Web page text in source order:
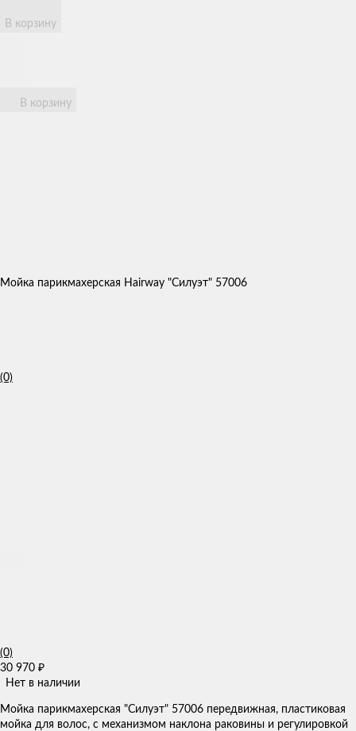
В корзину
В корзину
Мойка парикмахерская Hairway "Силуэт" 57006
(0)
(0)
30 970 ₽
Нет в наличии
​Мойка парикмахерская "Силуэт" 57006 передвижная, пластиковая
мойка для волос, с механизмом наклона раковины и регулировкой